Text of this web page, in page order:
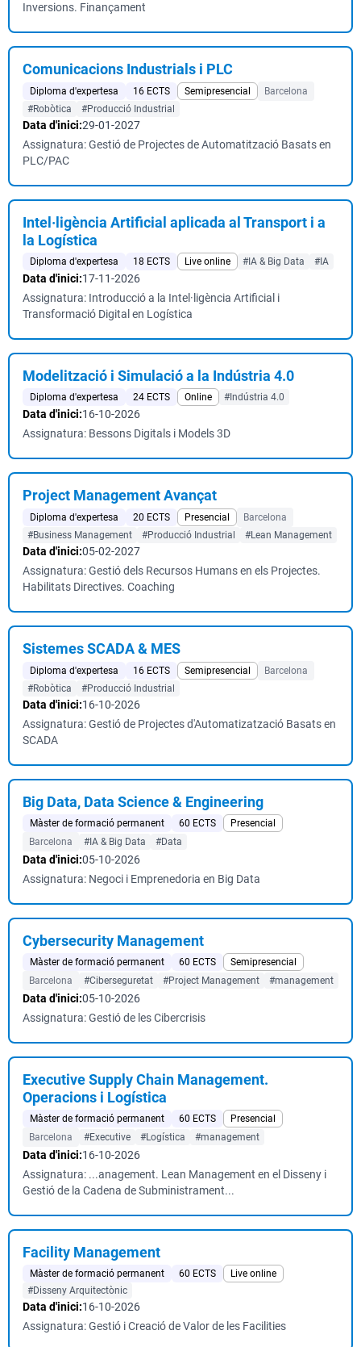
Inversions. Finançament
Comunicacions Industrials i PLC
Diploma d'expertesa 16 ECTS Semipresencial
Barcelona
#Robòtica
#Producció Industrial
Data d'inici:29-01-2027
Assignatura: Gestió de Projectes de Automatització Basats en
PLC/PAC
Intel·ligència Artificial aplicada al Transport i a
la Logística
Diploma d'expertesa 18 ECTS Live online #IA & Big Data #IA
Data d'inici:17-11-2026
Assignatura: Introducció a la Intel·ligència Artificial i
Transformació Digital en Logística
Modelització i Simulació a la Indústria 4.0
Diploma d'expertesa 24 ECTS Online #Indústria 4.0
Data d'inici:16-10-2026
Assignatura: Bessons Digitals i Models 3D
Project Management Avançat
Diploma d'expertesa 20 ECTS Presencial
Barcelona
#Business Management
#Producció Industrial #Lean Management
Data d'inici:05-02-2027
Assignatura: Gestió dels Recursos Humans en els Projectes.
Habilitats Directives. Coaching
Sistemes SCADA & MES
Diploma d'expertesa 16 ECTS Semipresencial
Barcelona
#Robòtica
#Producció Industrial
Data d'inici:16-10-2026
Assignatura: Gestió de Projectes d'Automatizatzació Basats en
SCADA
Big Data, Data Science & Engineering
Màster de formació permanent 60 ECTS
Presencial
Barcelona
#IA & Big Data #Data
Data d'inici:05-10-2026
Assignatura: Negoci i Emprenedoria en Big Data
Cybersecurity Management
Màster de formació permanent 60 ECTS
Semipresencial
Barcelona
#Ciberseguretat #Project Management #management
Data d'inici:05-10-2026
Assignatura: Gestió de les Cibercrisis
Executive Supply Chain Management.
Operacions i Logística
Màster de formació permanent 60 ECTS
Presencial
Barcelona
#Executive #Logística #management
Data d'inici:16-10-2026
Assignatura: ...anagement. Lean Management en el Disseny i
Gestió de la Cadena de Subministrament...
Facility Management
Màster de formació permanent 60 ECTS
Live online
#Disseny Arquitectònic
Data d'inici:16-10-2026
Assignatura: Gestió i Creació de Valor de les Facilities